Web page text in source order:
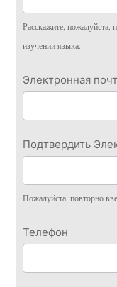
Расскажите, пожалуйста,
изучении языка.
Электронная
Подтвердить
Пожалуйста, повторно
Телефон